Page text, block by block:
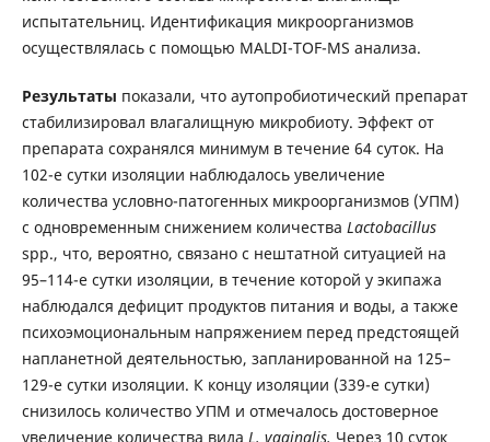
испытательниц. Идентификация микроорганизмов
осуществлялась с помощью MALDI-TOF-MS анализа.
Результаты показали, что аутопробиотический препарат
стабилизировал влагалищную микробиоту. Эффект от
препарата сохранялся минимум в течение 64 суток. На
102-е сутки изоляции наблюдалось увеличение
количества условно-патогенных микроорганизмов (УПМ)
с одновременным снижением количества Lactobacillus
spp., что, вероятно, связано с нештатной ситуацией на
95–114-е сутки изоляции, в течение которой у экипажа
наблюдался дефицит продуктов питания и воды, а также
психоэмоциональным напряжением перед предстоящей
напланетной деятельностью, запланированной на 125–
129-е сутки изоляции. К концу изоляции (339-е сутки)
снизилось количество УПМ и отмечалось достоверное
увеличение количества вида L. vaginalis. Через 10 суток